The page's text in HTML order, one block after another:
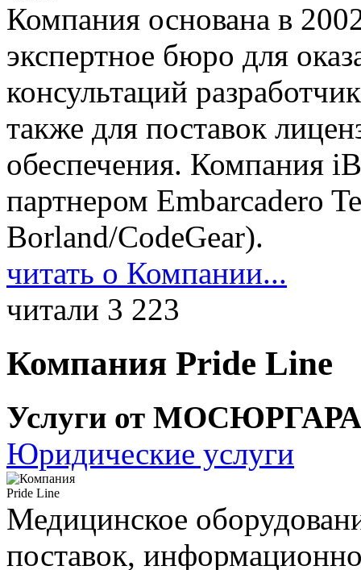
Компания основана в
экспертное бюро для
консультаций
также для поставок
обеспечения. Компания
партнером Embarcadero
Borland/CodeGear).
читать о Компании...
читали 3 223
Компания Pride Line
Услуги от
Юридические услуги
Медицинское
поставок,